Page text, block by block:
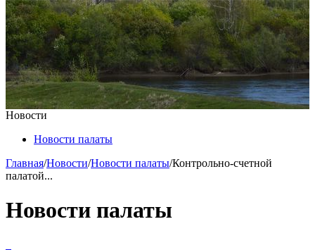
Новости
Новости палаты
Главная/Новости/Новости палаты/Контрольно-счетной
палатой...
Новости палаты